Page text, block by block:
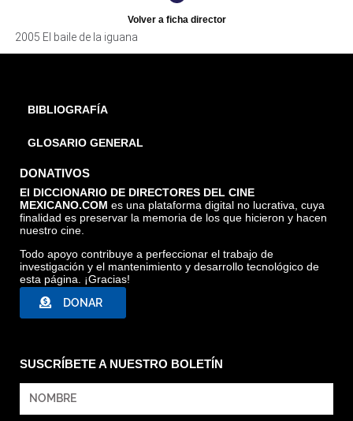
Volver a ficha director
2005 El baile de la iguana
BIBLIOGRAFÍA
GLOSARIO GENERAL
DONATIVOS
El DICCIONARIO DE DIRECTORES DEL CINE
MEXICANO.COM es una plataforma digital no lucrativa, cuya
finalidad es preservar la memoria de los que hicieron y hacen
nuestro cine.
Todo apoyo contribuye a perfeccionar el trabajo de
investigación y el mantenimiento y desarrollo tecnológico de
esta página. ¡Gracias!
DONAR
SUSCRÍBETE A NUESTRO BOLETÍN